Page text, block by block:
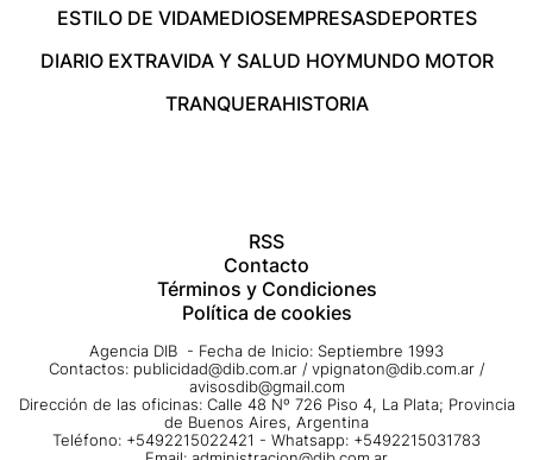
ESTILO DE VIDAMEDIOSEMPRESASDEPORTES
DIARIO EXTRAVIDA Y SALUD HOYMUNDO MOTOR
TRANQUERAHISTORIA
RSS
Contacto
Términos y Condiciones
Política de cookies
Agencia DIB - Fecha de Inicio: Septiembre 1993
Contactos: publicidad@dib.com.ar / vpignaton@dib.com.ar /
avisosdib@gmail.com
Dirección de las oficinas: Calle 48 Nº 726 Piso 4, La Plata; Provincia
de Buenos Aires, Argentina
Teléfono: +5492215022421 - Whatsapp: +5492215031783